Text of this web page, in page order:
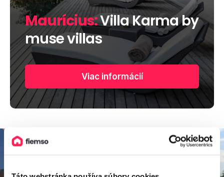
Maurícius:Villa Karma by
muse villas
Viac informácií